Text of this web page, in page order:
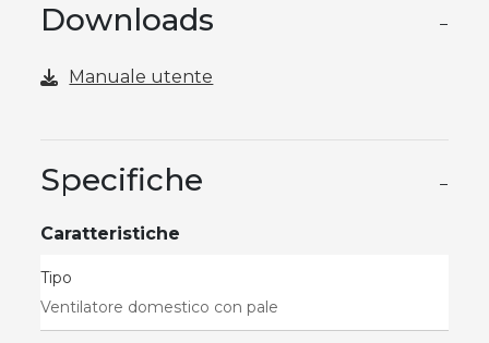
Downloads −
Manuale utente
Specifiche −
Caratteristiche
Tipo
Ventilatore domestico con pale